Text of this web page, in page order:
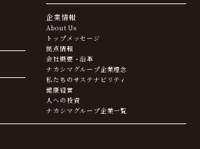
企業情報
About Us
トップメッセージ
拠点情報
会社概要・沿革
ナカシマグループ企業理念
私たちのサステナビリティ
健康経営
人への投資
ナカシマグループ企業一覧